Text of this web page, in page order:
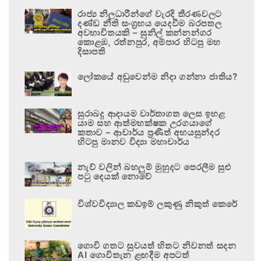
රාජ්‍ය නිලධාරීන්ගේ වැරදි තීරණවලට
දණ්ඩ නීති සංග්‍රහය යෙදවීම බරපතල
අවභාවිතයකි – සුනිල් කන්නන්ගර
කොළඹ, රත්නපුර, අම්පාර හිටපු මහ
දිසාපති
ලෝකයේ අඩුවෙන්ම නිදා ගන්නා ජාතිය?
සුරාබදු ආදායම වාර්තාගත ලෙස ඉහළ
යාම සහ ආත්මභක්ෂක උරගයාගේ
කතාව – ආචාර්ය ප්‍රණීත් අභයසුන්දර
හිටපු මානව විද්‍යා මහාචාර්ය
නැව් වලින් බහලුම් මුහුදට පෙරලීම සුළු
පටු දෙයක් නොවේ
විශ්වවිද්‍යාල කඩඉම් ලකුණු නිකුත් කෙරේ
ගොවි ගතට සුවයත් හිතට නිවනත් සදන
AI ගොවිතැන ළඟදීම අපටත්